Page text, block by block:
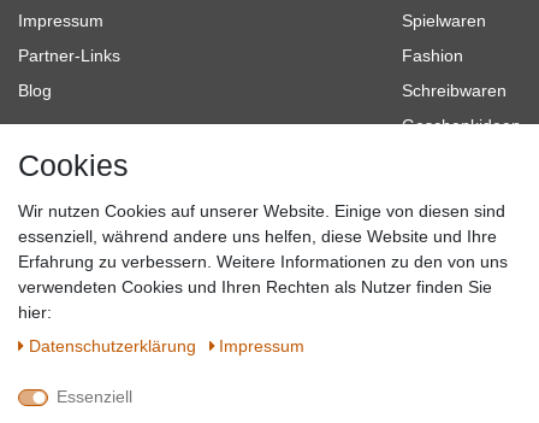
Impressum
Partner-Links
Blog
Spielwaren
Fashion
Schreibwaren
Geschenkideen
Topmarken
SICHER EINKAUFEN
QUALITÄT
WIR AKZEPTIEREN
Cookies
Wir nutzen Cookies auf unserer Website. Einige von diesen sind
essenziell, während andere uns helfen, diese Website und Ihre
Erfahrung zu verbessern. Weitere Informationen zu den von uns
verwendeten Cookies und Ihren Rechten als Nutzer finden Sie
hier:
Daten­schutz­erklärung
Impressum
Essenziell